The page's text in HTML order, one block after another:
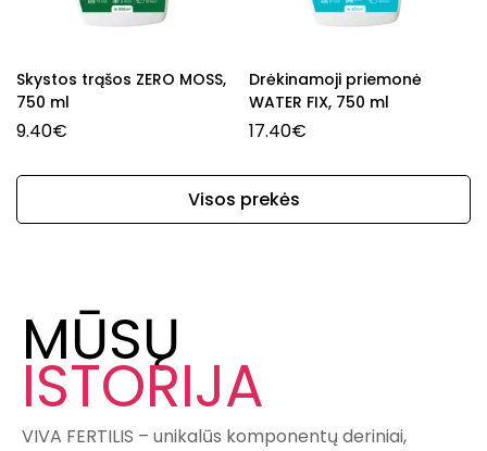
Skystos trąšos ZERO MOSS,
750 ml
9.40€
Drėkinamoji priemonė
WATER FIX, 750 ml
17.40€
Visos prekės
MŪSŲ
ISTORIJA
VIVA FERTILIS – unikalūs komponentų deriniai,